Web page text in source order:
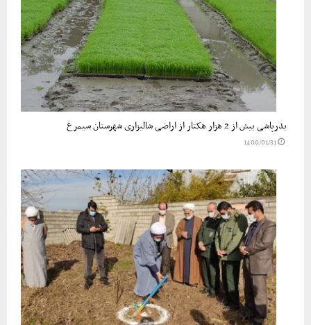
بذرپاشی بیش از 2 هزار هکتار از اراضی شالیزاری شهرستان سیمرغ
1400/01/31